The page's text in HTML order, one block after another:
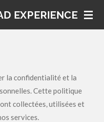
EXPERIENCE
la confidentialité et la
Cette politique
collectées, utilisées et
services.